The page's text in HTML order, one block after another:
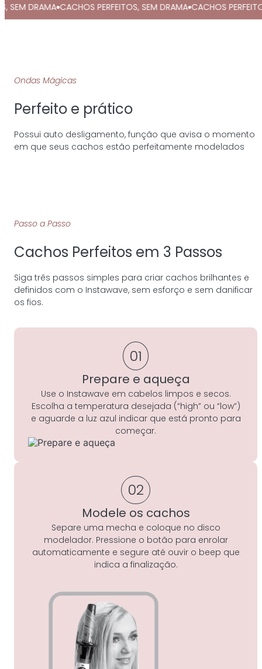
DRAMA CACHOS PERFEITOS, SEM DRAMA CACHOS PERFEITOS,
Ondas Mágicas
Perfeito e prático
Possui auto desligamento, função que avisa o momento
em que seus cachos estão perfeitamente modelados
Passo a Passo
Cachos Perfeitos em 3 Passos
Siga três passos simples para criar cachos brilhantes e
definidos com o Instawave, sem esforço e sem danificar
os fios.
01
Prepare e aqueça
Use o Instawave em cabelos limpos e secos.
Escolha a temperatura desejada (“high” ou “low”)
e aguarde a luz azul indicar que está pronto para
começar.
02
Modele os cachos
Separe uma mecha e coloque no disco
modelador. Pressione o botão para enrolar
automaticamente e segure até ouvir o beep que
indica a finalização.